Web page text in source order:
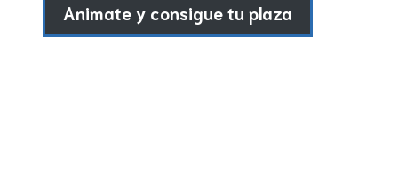
Animate y consigue tu plaza